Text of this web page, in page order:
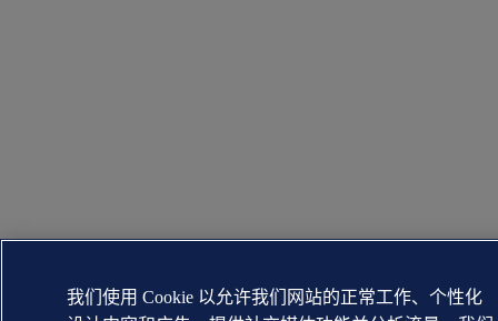
我们使用 Cookie 以允许我们网站的正常工作、个性化